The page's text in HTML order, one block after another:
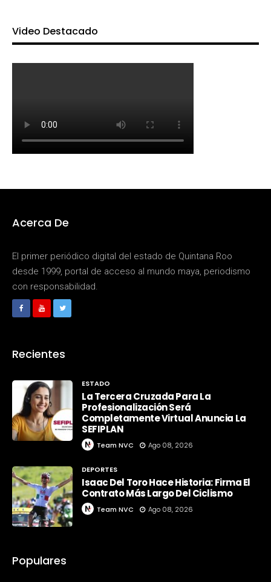
Video Destacado
Acerca De
El primer periódico digital del estado de Quintana Roo
desde 1999, portal de acceso al mundo maya, periodismo
con responsabilidad.
Recientes
ESTADO
La Tercera Cruzada Para La
Profesionalización Será
Completamente Virtual Anuncia La
SEFIPLAN
Team NVC Ago 08, 2026
DEPORTES
Isaac Del Toro Hace Historia: Firma El
Contrato Más Largo Del Ciclismo
Team NVC Ago 08, 2026
Populares